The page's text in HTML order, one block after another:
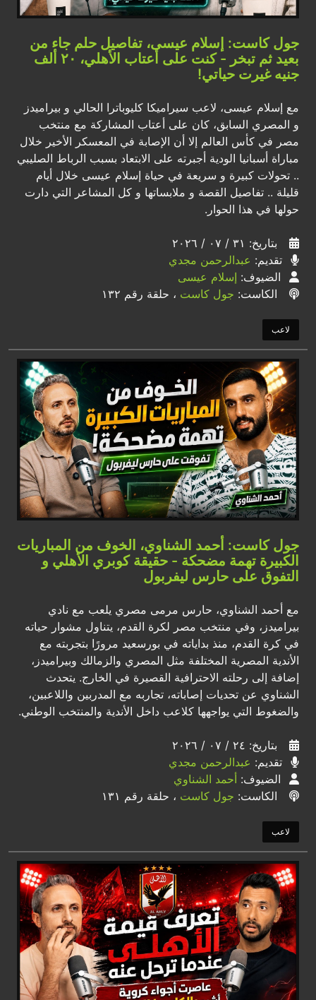
جول كاست: إسلام عيسى، تفاصيل حلم جاء من
بعيد ثم تبخر - كنت على أعتاب الأهلي، ٢٠ ألف
جنيه غيرت حياتي!
مع إسلام عيسى، لاعب سيراميكا كليوباترا الحالي و بيراميدز
و المصري السابق، كان على أعتاب المشاركة مع منتخب
مصر في كأس العالم إلا أن الإصابة في المعسكر الأخير خلال
مباراة أسبانيا الودية أجبرته على الابتعاد بسبب الرباط الصليبي
.. تحولات كبيرة و سريعة في حياة إسلام عيسى خلال أيام
قليلة .. تفاصيل القصة و ملابساتها و كل المشاعر التي دارت
حولها في هذا الحوار.
بتاريخ: ٣١ / ٠٧ / ٢٠٢٦
تقديم: عبدالرحمن مجدي
الضيوف: إسلام عيسى
الكاست: جول كاست ، حلقة رقم ١٣٢
لاعب
جول كاست: أحمد الشناوي، الخوف من المباريات
الكبيرة تهمة مضحكة - حقيقة كوبري الأهلي و
التفوق على حارس ليفربول
مع أحمد الشناوي، حارس مرمى مصري يلعب مع نادي
بيراميدز، وفي منتخب مصر لكرة القدم، يتناول مشوار حياته
في كرة القدم، منذ بداياته في بورسعيد مرورًا بتجربته مع
الأندية المصرية المختلفة مثل المصري والزمالك وبيراميدز،
إضافة إلى رحلته الاحترافية القصيرة في الخارج. يتحدث
الشناوي عن تحديات إصاباته، تجاربه مع المدربين واللاعبين،
والضغوط التي يواجهها كلاعب داخل الأندية والمنتخب الوطني.
بتاريخ: ٢٤ / ٠٧ / ٢٠٢٦
تقديم: عبدالرحمن مجدي
الضيوف: أحمد الشناوي
الكاست: جول كاست ، حلقة رقم ١٣١
لاعب